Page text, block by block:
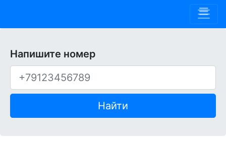
Напишите номер
Найти